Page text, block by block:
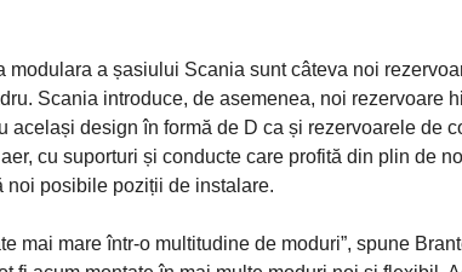
a șasiului Scania sunt câteva noi
Scania introduce, de asemenea, noi rezervoare
același design în formă de D ca și rezervoarele de
cu suporturi și conducte care profită din plin de
posibile poziții de instalare.
mai mare într-o multitudine de moduri”, spune